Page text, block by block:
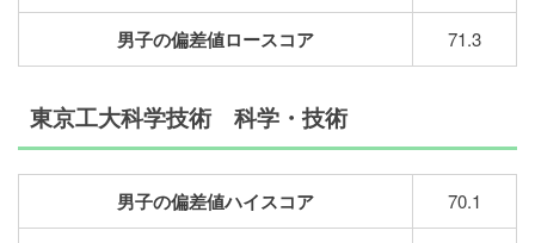
男子の偏差値ロースコア 71.3
東京工大科学技術 科学・技術
男子の偏差値ハイスコア 70.1